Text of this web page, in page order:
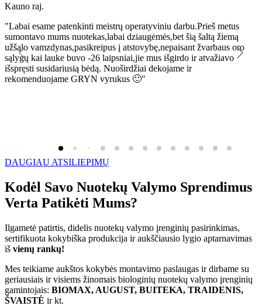
Kauno raj.
"Labai esame patenkinti meistrų operatyviniu darbu.Prieš metus
sumontavo mums nuotekas,labai dziaugėmės,bet šią šaltą žiemą
užšąlo vamzdynas,pasikreipus į atstovybę,nepaisant žvarbaus oro
sąlygų kai lauke buvo -26 laipsniai,jie mus išgirdo ir atvažiavo
išspręsti susidariusią bėdą. Nuoširdžiai dekojame ir
rekomenduojame GRYN vyrukus 🙂"
DAUGIAU ATSILIEPIMŲ
Kodėl Savo Nuotekų Valymo Sprendimus
Verta Patikėti Mums?
Ilgametė patirtis, didelis nuotekų valymo įrenginių pasirinkimas,
sertifikuota kokybiška produkcija ir aukščiausio lygio aptarnavimas
iš vienų rankų!
Mes teikiame aukštos kokybės montavimo paslaugas ir dirbame su
geriausiais ir visiems žinomais biologinių nuotekų valymo įrenginių
gamintojais: BIOMAX, AUGUST, BUITEKA, TRAIDENIS,
ŠVAISTĖ ir kt.